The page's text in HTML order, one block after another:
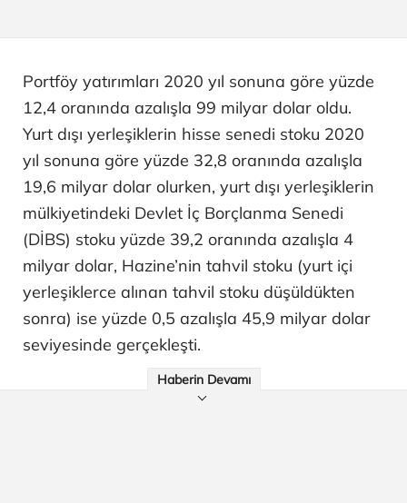
Portföy yatırımları 2020 yıl sonuna göre yüzde
12,4 oranında azalışla 99 milyar dolar oldu.
Yurt dışı yerleşiklerin hisse senedi stoku 2020
yıl sonuna göre yüzde 32,8 oranında azalışla
19,6 milyar dolar olurken, yurt dışı yerleşiklerin
mülkiyetindeki Devlet İç Borçlanma Senedi
(DİBS) stoku yüzde 39,2 oranında azalışla 4
milyar dolar, Hazine’nin tahvil stoku (yurt içi
yerleşiklerce alınan tahvil stoku düşüldükten
sonra) ise yüzde 0,5 azalışla 45,9 milyar dolar
seviyesinde gerçekleşti.
Haberin Devamı